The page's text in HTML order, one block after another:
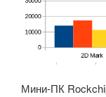
Мини-ПК